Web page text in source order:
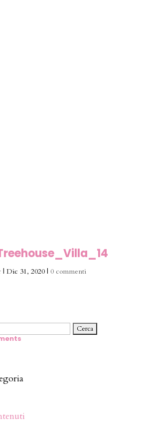
|Dic 31, 2020 |0 commenti